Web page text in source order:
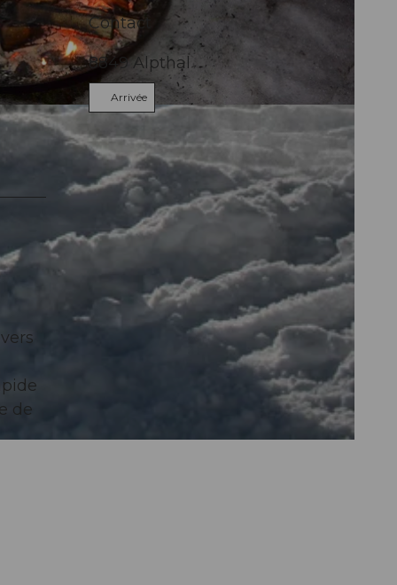
de
Contact
8849Alpthal
Arrivée